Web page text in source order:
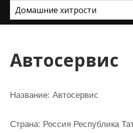
Домашние хитрости
Автосервис
Название: Автосервис
Страна: Россия Республика